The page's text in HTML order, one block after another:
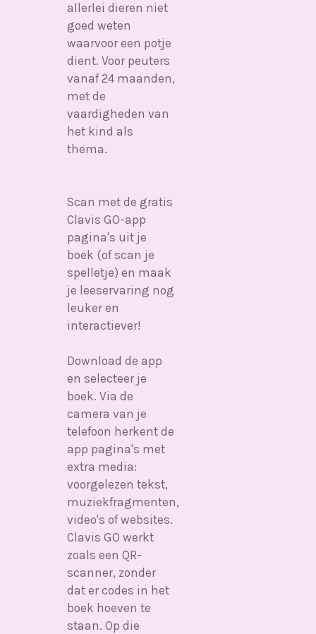
allerlei dieren niet
goed weten
waarvoor een potje
dient. Voor peuters
vanaf 24 maanden,
met de
vaardigheden van
het kind als
thema.
Scan met de gratis
Clavis GO-app
pagina's uit je
boek (of scan je
spelletje) en maak
je leeservaring nog
leuker en
interactiever!
Download de app
en selecteer je
boek. Via de
camera van je
telefoon herkent de
app pagina's met
extra media:
voorgelezen tekst,
muziekfragmenten,
video's of websites.
Clavis GO werkt
zoals een QR-
scanner, zonder
dat er codes in het
boek hoeven te
staan. Op die